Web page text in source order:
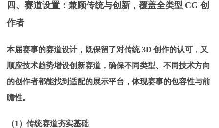
四、赛道设置：兼顾传统与创新，覆盖全类型 CG 创
作者
本届赛事的赛道设计，既保留了对传统 3D 创作的认可，又
顺应技术趋势增设创新赛道，确保不同类型、不同技术方向
的创作者都能找到适配的展示平台，体现赛事的包容性与前
瞻性。
（1）传统赛道夯实基础